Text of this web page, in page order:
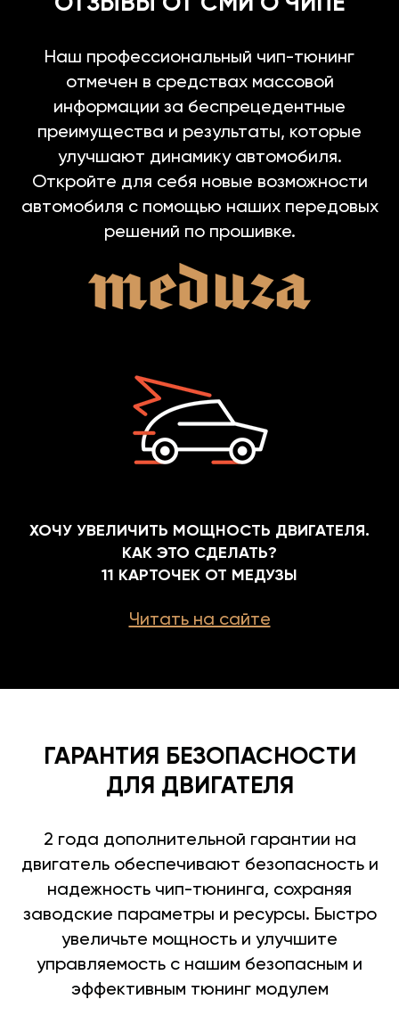
Наш профессиональный чип-тюнинг
отмечен в средствах массовой
информации за беспрецедентные
преимущества и результаты, которые
улучшают динамику автомобиля.
Откройте для себя новые возможности
автомобиля с помощью наших передовых
решений по прошивке.
ХОЧУ УВЕЛИЧИТЬ МОЩНОСТЬ ДВИГАТЕЛЯ.
КАК ЭТО СДЕЛАТЬ?
11 КАРТОЧЕК ОТ МЕДУЗЫ
Читать на сайте
ГАРАНТИЯ БЕЗОПАСНОСТИ
ДЛЯ ДВИГАТЕЛЯ
2 года дополнительной гарантии на
двигатель обеспечивают безопасность и
надежность чип-тюнинга, сохраняя
заводские параметры и ресурсы. Быстро
увеличьте мощность и улучшите
управляемость с нашим безопасным и
эффективным тюнинг модулем